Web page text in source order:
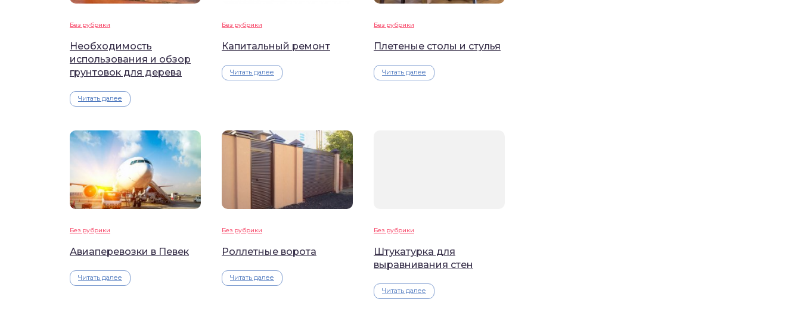
Без рубрики
Необходимость
использования и обзор
грунтовок для дерева
Читать далее
Без рубрики
Капитальный ремонт
Читать далее
Без рубрики
Плетеные столы и стулья
Читать далее
Без рубрики
Авиаперевозки в Певек
Читать далее
Без рубрики
Роллетные ворота
Читать далее
Без рубрики
Штукатурка для
выравнивания стен
Читать далее